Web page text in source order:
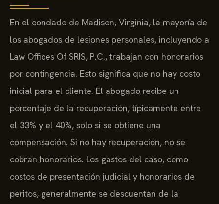
En el condado de Madison, Virginia, la mayoría de
los abogados de lesiones personales, incluyendo a
Law Offices Of SRIS, P.C., trabajan con honorarios
por contingencia. Esto significa que no hay costo
inicial para el cliente. El abogado recibe un
porcentaje de la recuperación, típicamente entre
el 33% y el 40%, solo si se obtiene una
compensación. Si no hay recuperación, no se
cobran honorarios. Los gastos del caso, como
costos de presentación judicial y honorarios de
peritos, generalmente se descuentan de la